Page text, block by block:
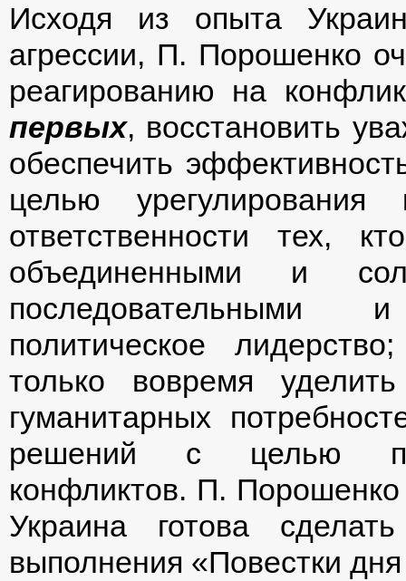
Исходя из опыта
агрессии, П. Порошенко
реагированию на
первых, восстановить
обеспечить
целью
ответственности тех,
объединенными и
последовательными
политическое
только вовремя
гуманитарных
решений с целью
конфликтов. П. Порошенко
Украина готова
выполнения «Повестки